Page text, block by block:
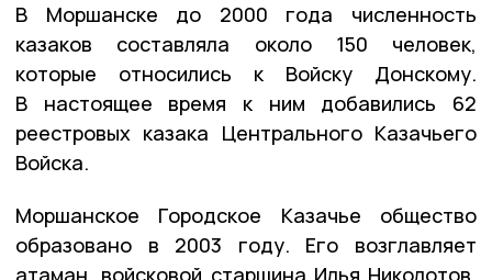
В Моршанске до 2000 года численность
казаков составляла около 150 человек,
которые относились к Войску Донскому.
В настоящее время к ним добавились 62
реестровых казака Центрального Казачьего
Войска.
Моршанское Городское Казачье общество
образовано в 2003 году. Его возглавляет
атаман, войсковой старшина Илья Николотов.